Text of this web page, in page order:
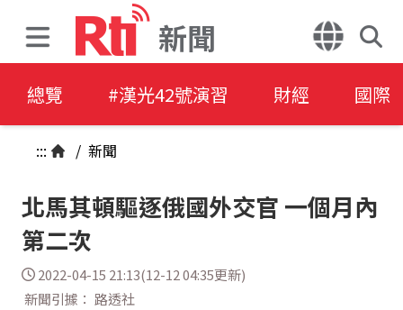
新聞
總覽 #漢光42號演習 財經 國際
::: / 新聞
北馬其頓驅逐俄國外交官 一個月內
第二次
2022-04-15 21:13(12-12 04:35更新)
新聞引據： 路透社